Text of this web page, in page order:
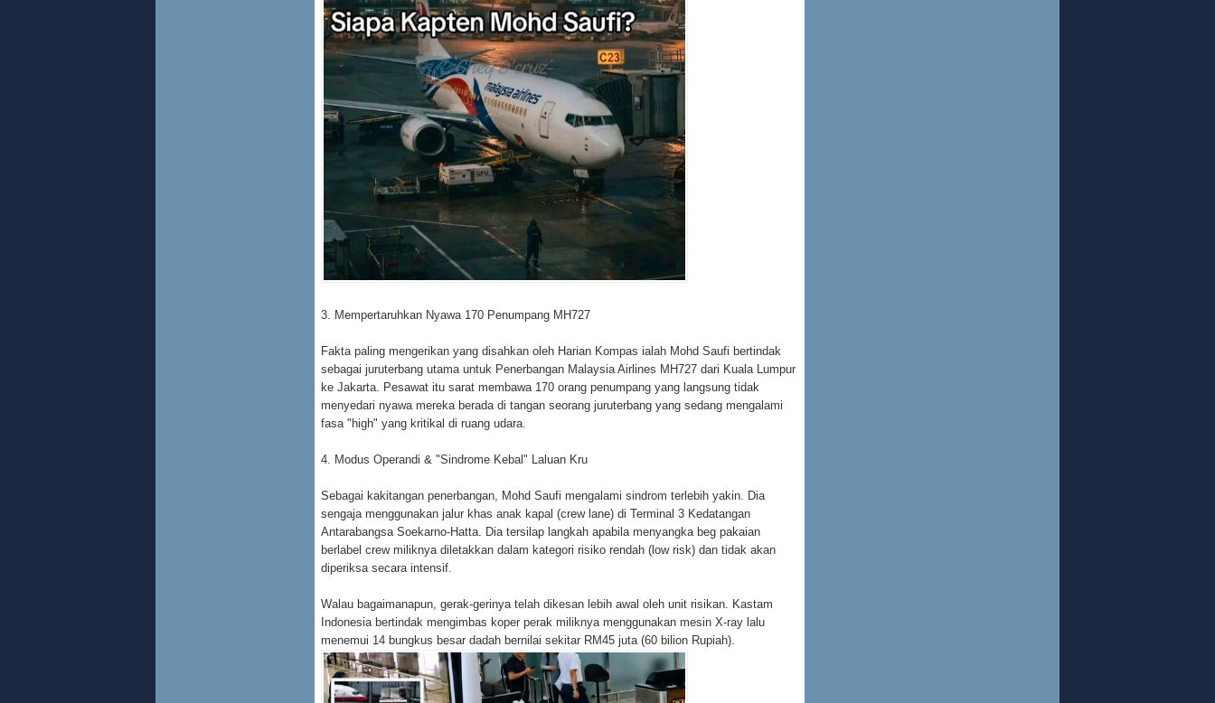
3. Mempertaruhkan Nyawa 170 Penumpang MH727
Fakta paling mengerikan yang disahkan oleh Harian Kompas ialah Mohd Saufi bertindak
sebagai juruterbang utama untuk Penerbangan Malaysia Airlines MH727 dari Kuala Lumpur
ke Jakarta. Pesawat itu sarat membawa 170 orang penumpang yang langsung tidak
menyedari nyawa mereka berada di tangan seorang juruterbang yang sedang mengalami
fasa "high" yang kritikal di ruang udara.
4. Modus Operandi & "Sindrome Kebal" Laluan Kru
Sebagai kakitangan penerbangan, Mohd Saufi mengalami sindrom terlebih yakin. Dia
sengaja menggunakan jalur khas anak kapal (crew lane) di Terminal 3 Kedatangan
Antarabangsa Soekarno-Hatta. Dia tersilap langkah apabila menyangka beg pakaian
berlabel crew miliknya diletakkan dalam kategori risiko rendah (low risk) dan tidak akan
diperiksa secara intensif.
Walau bagaimanapun, gerak-gerinya telah dikesan lebih awal oleh unit risikan. Kastam
Indonesia bertindak mengimbas koper perak miliknya menggunakan mesin X-ray lalu
menemui 14 bungkus besar dadah bernilai sekitar RM45 juta (60 bilion Rupiah).